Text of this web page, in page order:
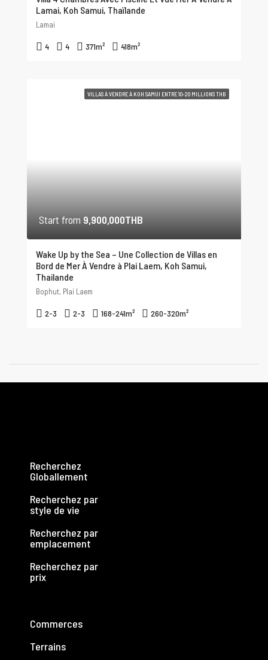
Lamai, Koh Samui, Thaïlande
Lamai
4 4 371m² 418m²
VILLAS À VENDRE À KOH SAMUI ENTRE 10-20 MILLIONS THB
Start from 9,900,000THB
Wake Up by the Sea – Une Collection de Villas en
Bord de Mer À Vendre à Plai Laem, Koh Samui,
Thailande
Bophut, Plai Laem
2-3 2-3 168-241m² 260-320m²
Recherchez
Globallement
Recherchez par
style de vie
Recherchez par
emplacement
Recherchez par
prix
Commerces
Terrains